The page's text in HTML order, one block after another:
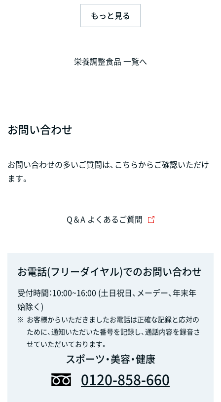
もっと見る
栄養調整食品 一覧へ
お問い合わせ
お問い合わせの多いご質問は、こちらからご確認いただけ
ます。
Q＆A よくあるご質問
お電話(フリーダイヤル)でのお問い合わせ
受付時間：10:00~16:00 (土日祝日、メーデー、年末年
始除く)
※ お客様からいただきましたお電話は正確な記録と応対の
ために、通知いただいた番号を記録し、通話内容を録音さ
せていただいております。
スポーツ・美容・健康
0120-858-660